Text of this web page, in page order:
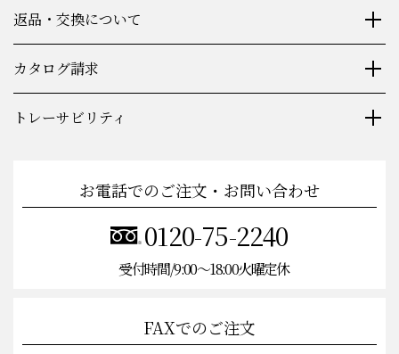
返品・交換について
カタログ請求
トレーサビリティ
お電話でのご注文・お問い合わせ
0120-75-2240
受付時間/9:00〜18:00火曜定休
FAXでのご注文